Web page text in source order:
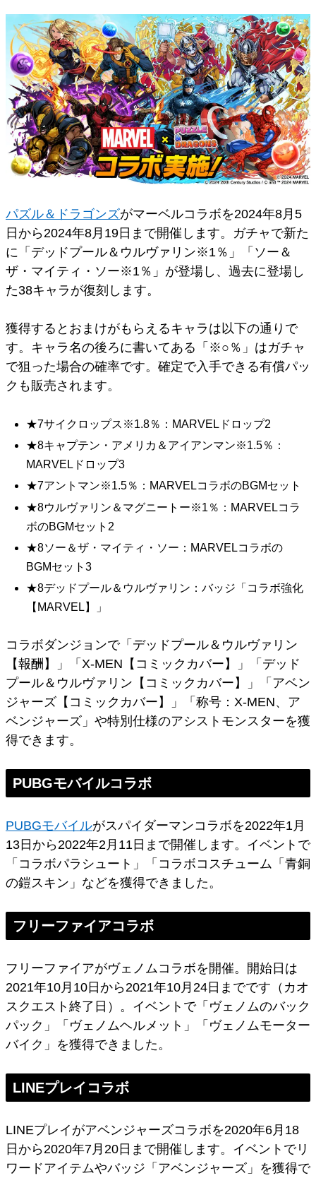
パズル＆ドラゴンズがマーベルコラボを2024年8月5
日から2024年8月19日まで開催します。ガチャで新た
に「デッドプール＆ウルヴァリン※1％」「ソー＆
ザ・マイティ・ソー※1％」が登場し、過去に登場し
た38キャラが復刻します。
獲得するとおまけがもらえるキャラは以下の通りで
す。キャラ名の後ろに書いてある「※○％」はガチャ
で狙った場合の確率です。確定で入手できる有償パッ
クも販売されます。
★7サイクロップス※1.8％：MARVELドロップ2
★8キャプテン・アメリカ＆アイアンマン※1.5％：
MARVELドロップ3
★7アントマン※1.5％：MARVELコラボのBGMセット
★8ウルヴァリン＆マグニートー※1％：MARVELコラ
ボのBGMセット2
★8ソー＆ザ・マイティ・ソー：MARVELコラボの
BGMセット3
★8デッドプール＆ウルヴァリン：バッジ「コラボ強化
【MARVEL】」
コラボダンジョンで「デッドプール＆ウルヴァリン
【報酬】」「X-MEN【コミックカバー】」「デッド
プール＆ウルヴァリン【コミックカバー】」「アベン
ジャーズ【コミックカバー】」「称号：X-MEN、ア
ベンジャーズ」や特別仕様のアシストモンスターを獲
得できます。
PUBGモバイルコラボ
PUBGモバイルがスパイダーマンコラボを2022年1月
13日から2022年2月11日まで開催します。イベントで
「コラボパラシュート」「コラボコスチューム「青銅
の鎧スキン」などを獲得できました。
フリーファイアコラボ
フリーファイアがヴェノムコラボを開催。開始日は
2021年10月10日から2021年10月24日までです（カオ
スクエスト終了日）。イベントで「ヴェノムのバック
パック」「ヴェノムヘルメット」「ヴェノムモーター
バイク」を獲得できました。
LINEプレイコラボ
LINEプレイがアベンジャーズコラボを2020年6月18
日から2020年7月20日まで開催します。イベントでリ
ワードアイテムやバッジ「アベンジャーズ」を獲得で